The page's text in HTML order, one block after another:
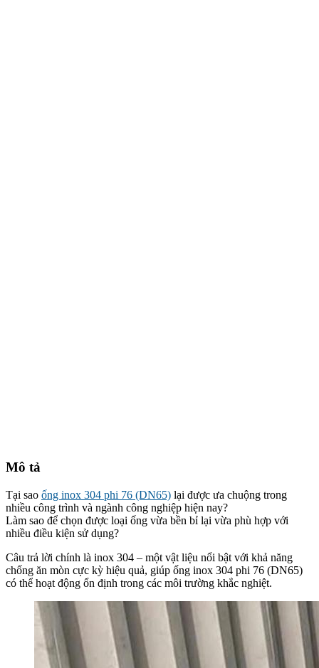
Mô tả
Tại sao ống inox 304 phi 76 (DN65) lại được ưa chuộng trong
nhiều công trình và ngành công nghiệp hiện nay?
Làm sao để chọn được loại ống vừa bền bỉ lại vừa phù hợp với
nhiều điều kiện sử dụng?
Câu trả lời chính là inox 304 – một vật liệu nổi bật với khả năng
chống ăn mòn cực kỳ hiệu quả, giúp ống inox 304 phi 76 (DN65)
có thể hoạt động ổn định trong các môi trường khắc nghiệt.